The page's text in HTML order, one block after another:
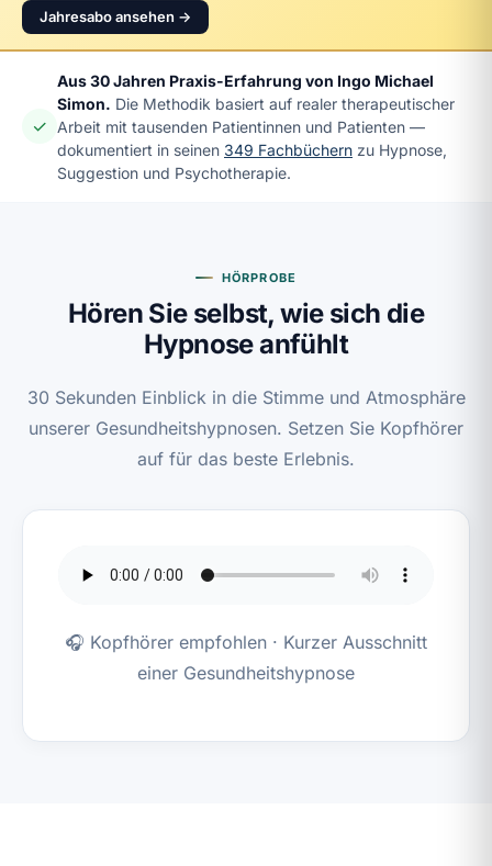
Jahresabo ansehen →
✓
Aus 30 Jahren Praxis-Erfahrung von Ingo Michael
Simon. Die Methodik basiert auf realer therapeutischer
Arbeit mit tausenden Patientinnen und Patienten —
dokumentiert in seinen 349 Fachbüchern zu Hypnose,
Suggestion und Psychotherapie.
HÖRPROBE
Hören Sie selbst, wie sich die
Hypnose anfühlt
30 Sekunden Einblick in die Stimme und Atmosphäre
unserer Gesundheitshypnosen. Setzen Sie Kopfhörer
auf für das beste Erlebnis.
🎧 Kopfhörer empfohlen · Kurzer Ausschnitt
einer Gesundheitshypnose